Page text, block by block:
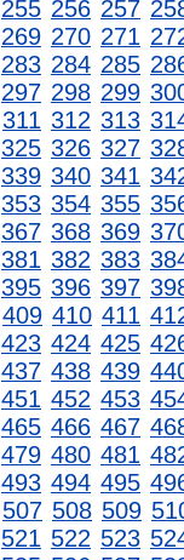
255 256 257
269 270 271
283 284 285
297 298 299
311 312 313
325 326 327
339 340 341
353 354 355
367 368 369
381 382 383
395 396 397
409 410 411
423 424 425
437 438 439
451 452 453
465 466 467
479 480 481
493 494 495
507 508 509
521 522 523